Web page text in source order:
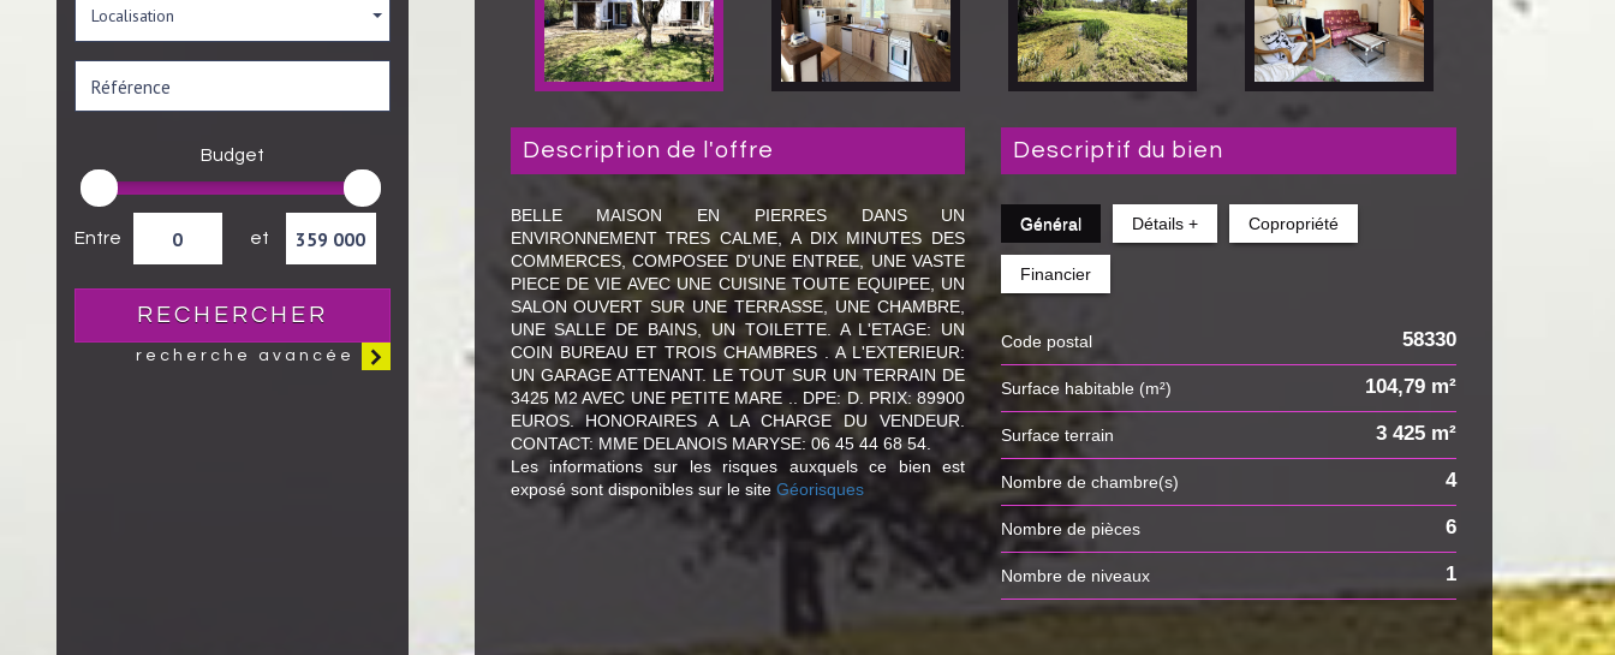
Localisation
Budget
Entre et
RECHERCHER
recherche avancée
description de l'offre
BELLE MAISON EN PIERRES DANS UN
ENVIRONNEMENT TRES CALME, A DIX MINUTES DES
COMMERCES, COMPOSEE D'UNE ENTREE, UNE VASTE
PIECE DE VIE AVEC UNE CUISINE TOUTE EQUIPEE, UN
SALON OUVERT SUR UNE TERRASSE, UNE CHAMBRE,
UNE SALLE DE BAINS, UN TOILETTE. A L'ETAGE: UN
COIN BUREAU ET TROIS CHAMBRES . A L'EXTERIEUR:
UN GARAGE ATTENANT. LE TOUT SUR UN TERRAIN DE
3425 M2 AVEC UNE PETITE MARE .. DPE: D. PRIX: 89900
EUROS. HONORAIRES A LA CHARGE DU VENDEUR.
CONTACT: MME DELANOIS MARYSE: 06 45 44 68 54.
Les informations sur les risques auxquels ce bien est
exposé sont disponibles sur le site Géorisques
descriptif du bien
Général Détails + Copropriété
Financier
Code postal 58330
Surface habitable (m²) 104,79 m²
surface terrain 3 425 m²
Nombre de chambre(s) 4
Nombre de pièces 6
Nombre de niveaux 1